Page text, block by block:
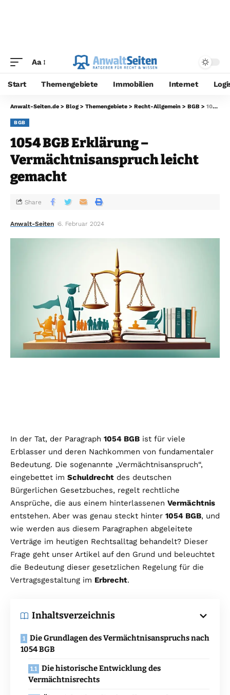
Aa
Start Themengebiete Immobilien Internet
Anwalt-Seiten.de > Blog > Themengebiete > Recht-Allgemein > BGB > 1054 BGB Erklärung – Vermächtnisanspruch leicht gemacht
BGB
1054 BGB Erklärung –
Vermächtnisanspruch leicht
gemacht
Anwalt-Seiten 6. Februar 2024
Share
In der Tat, der Paragraph 1054 BGB ist für viele
Erblasser und deren Nachkommen von fundamentaler
Bedeutung. Die sogenannte „Vermächtnisanspruch“,
eingebettet im Schuldrecht des deutschen
Bürgerlichen Gesetzbuches, regelt rechtliche
Ansprüche, die aus einem hinterlassenen Vermächtnis
entstehen. Aber was genau steckt hinter 1054 BGB, und
wie werden aus diesem Paragraphen abgeleitete
Verträge im heutigen Rechtsalltag behandelt? Dieser
Frage geht unser Artikel auf den Grund und beleuchtet
die Bedeutung dieser gesetzlichen Regelung für die
Vertragsgestaltung im Erbrecht.
Inhaltsverzeichnis
Die Grundlagen des Vermächtnisanspruchs nach
1054 BGB
Die historische Entwicklung des
Vermächtnisrechts